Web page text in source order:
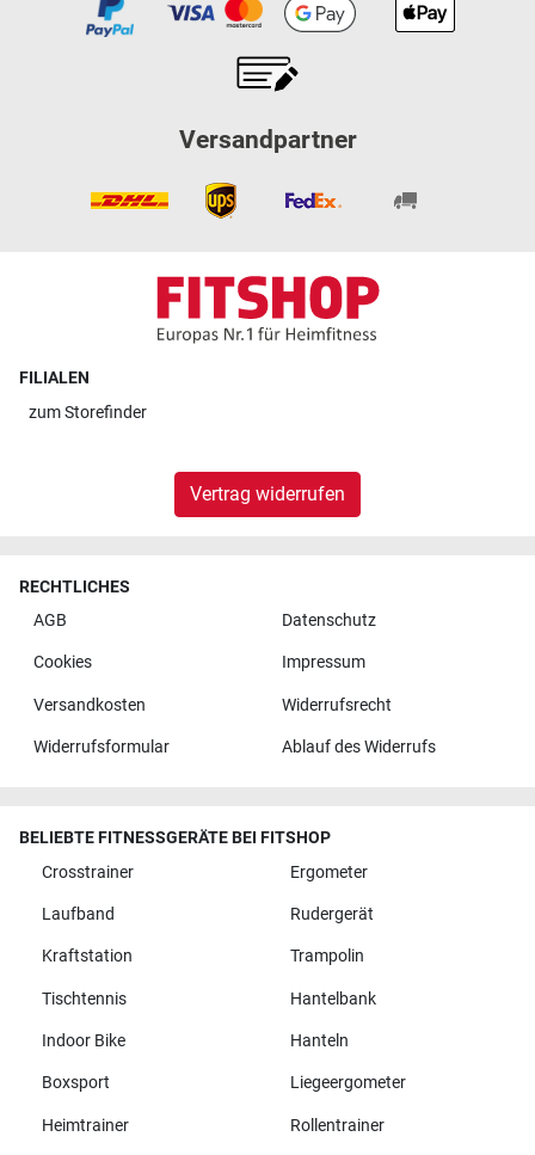
Versandpartner
FILIALEN
zumStorefinder
Vertrag widerrufen
RECHTLICHES
AGB
Datenschutz
Cookies Impressum
Versandkosten Widerrufsrecht
Widerrufsformular Ablauf des Widerrufs
BELIEBTE FITNESSGERÄTE BEI FITSHOP
Crosstrainer
Ergometer
Laufband Rudergerät
Kraftstation Trampolin
Tischtennis Hantelbank
Indoor Bike Hanteln
Boxsport Liegeergometer
Heimtrainer Rollentrainer